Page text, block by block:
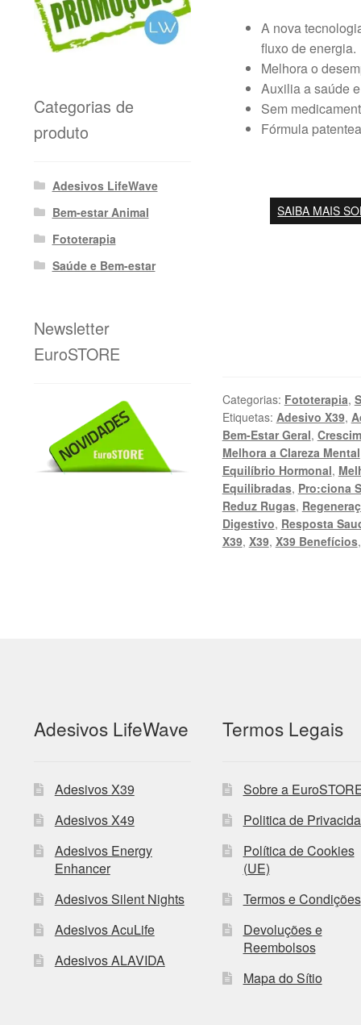
A nova
fluxo de energia.
Melhora o
Auxilia a saúde
Sem
Fórmula
SAIBA MAIS
Categorias: Fototerapia,
Etiquetas: Adesivo X39,
Bem-Estar Geral,
Melhora a Clareza Mental
Equilíbrio Hormonal,
Equilibradas, Pro:ciona
Reduz Rugas,
Digestivo, Resposta
X39, X39, X39 Benefícios
Categorias de
produto
Adesivos LifeWave
Bem-estar Animal
Fototerapia
Saúde e Bem-estar
Newsletter
EuroSTORE
Adesivos LifeWave
Adesivos X39
Adesivos X49
Adesivos Energy
Enhancer
Adesivos Silent Nights
Adesivos AcuLife
Adesivos ALAVIDA
Termos Legais
Sobre a
Politica de
Política de Cookies
(UE)
Termos e Condições
Devoluções e
Reembolsos
Mapa do Sítio